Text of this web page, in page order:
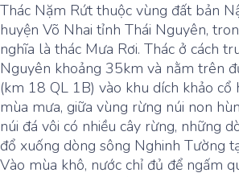
Thác Nặm Rứt thuộc vùng đất bản
huyện Võ Nhai tỉnh Thái Nguyên,
nghĩa là thác Mưa Rơi. Thác ở cách
Nguyên khoảng 35km và nằm trên
(km 18 QL 1B) vào khu dích khảo cổ
mùa mưa, giữa vùng rừng núi non
núi đá vôi có nhiều cây rừng, những
đổ xuống dòng sông Nghinh Tường
Vào mùa khô, nước chỉ đủ để ngấm